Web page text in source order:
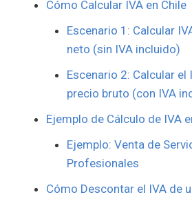
Cómo Calcular IVA en Chile
Escenario 1: Calcular
neto (sin IVA incluido)
Escenario 2: Calcular el
precio bruto (con IVA
Ejemplo de Cálculo de IVA
Ejemplo: Venta de
Profesionales
Cómo Descontar el IVA de